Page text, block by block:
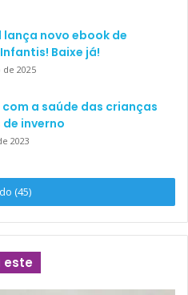
lança novo ebook de
Baixe já!
de 2025
a saúde das crianças
inverno
2023
(45)
este